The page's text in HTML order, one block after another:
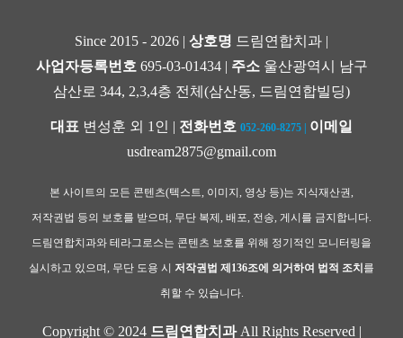
Since 2015 - 2026 | 상호명 드림연합치과 |
사업자등록번호 695-03-01434 | 주소울산광역시 남구
삼산로 344, 2,3,4층 전체(삼산동, 드림연합빌딩)
대표 변성훈 외 1인 | 전화번호 052-260-8275
이메일
usdream2875@gmail.com
본 사이트의 모든 콘텐츠(텍스트, 이미지, 영상 등)는 지식재산권,
저작권법 등의 보호를 받으며, 무단 복제, 배포, 전송, 게시를 금지합니다.
드림연합치과와 테라그로스는 콘텐츠 보호를 위해 정기적인 모니터링을
실시하고 있으며, 무단 도용 시 저작권법 제136조에 의거하여 법적 조치 를
취할 수 있습니다.
Copyright © 2024 드림연합치과All Rights Reserved |